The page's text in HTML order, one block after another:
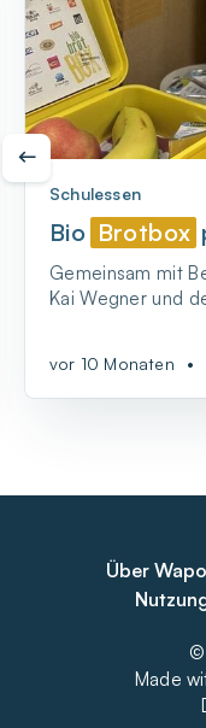
Schulessen
Bio Brotbox
Gemeinsam mit
Kai Wegner und
vor 10 Monaten •
Über
©
Made